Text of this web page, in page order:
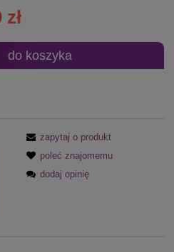
do koszyka
zapytaj o produkt
poleć znajomemu
dodaj opinię